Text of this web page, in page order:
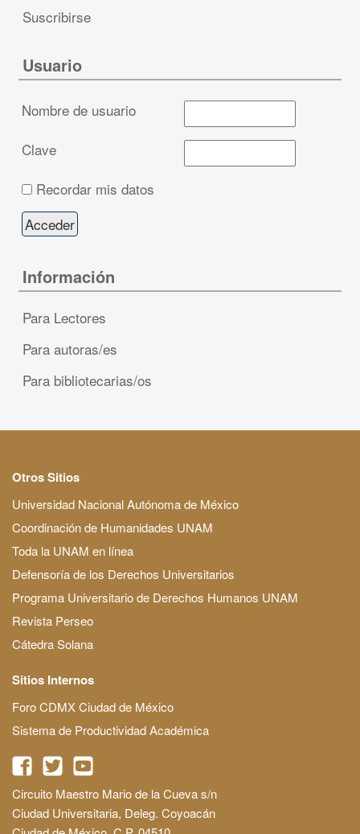
Suscribirse
Usuario
Nombre de usuario
Clave
Recordar mis datos
Información
Para Lectores
Para autoras/es
Para bibliotecarias/os
Otros Sitios
Universidad Nacional Autónoma de México
Coordinación de Humanidades UNAM
Toda la UNAM en línea
Defensoría de los Derechos Universitarios
Programa Universitario de Derechos Humanos UNAM
Revista Perseo
Cátedra Solana
Sitios Internos
Foro CDMX Ciudad de México
Sistema de Productividad Académica
Circuito Maestro Mario de la Cueva s/n
Ciudad Universitaria, Deleg. Coyoacán